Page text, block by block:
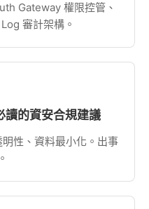
Gateway 權限控管、
審計架構。
讀的資安合規建議
性、資料最小化。出事